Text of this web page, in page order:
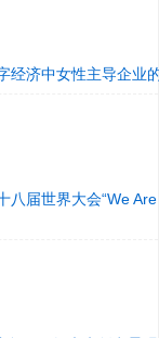
经济中女性主导企业
八届世界大会“We